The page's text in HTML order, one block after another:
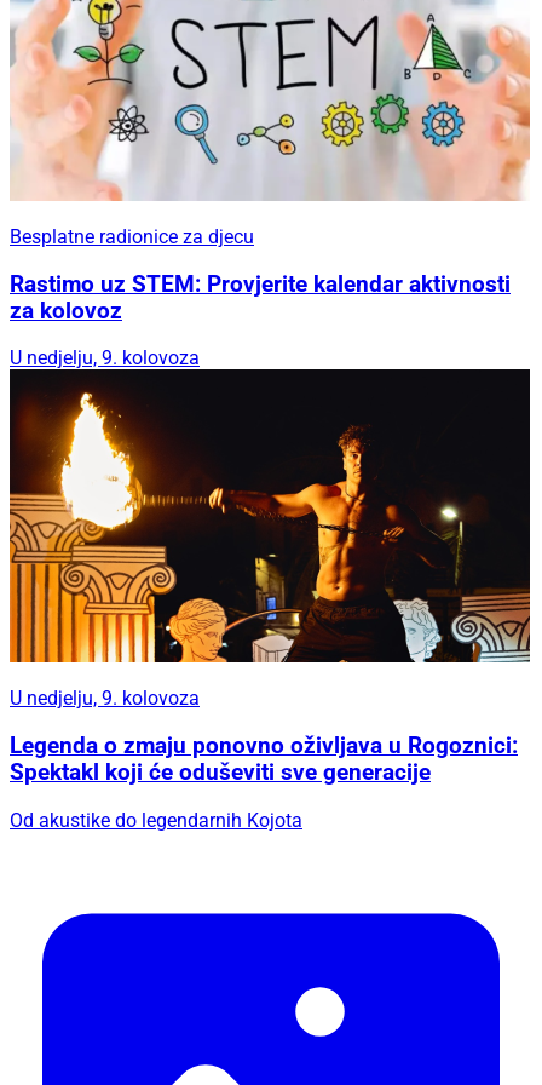
Besplatne radionice za djecu
Rastimo uz STEM: Provjerite kalendar aktivnosti
za kolovoz
U nedjelju, 9. kolovoza
U nedjelju, 9. kolovoza
Legenda o zmaju ponovno oživljava u Rogoznici:
Spektakl koji će oduševiti sve generacije
Od akustike do legendarnih Kojota